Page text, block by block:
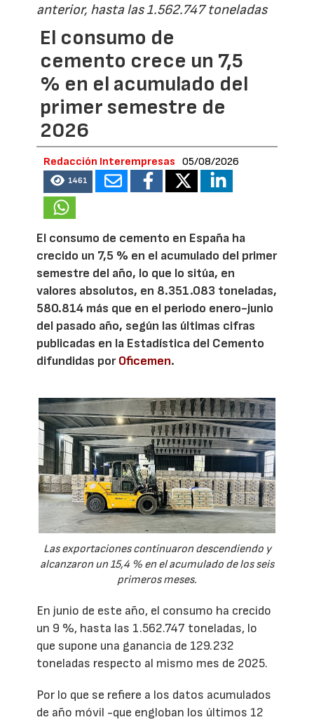
anterior, hasta las 1.562.747 toneladas
El consumo de
cemento crece un 7,5
% en el acumulado del
primer semestre de
2026
Redacción Interempresas 05/08/2026
1461
El consumo de cemento en España ha
crecido un 7,5 % en el acumulado del primer
semestre del año, lo que lo sitúa, en
valores absolutos, en 8.351.083 toneladas,
580.814 más que en el periodo enero-junio
del pasado año, según las últimas cifras
publicadas en la Estadística del Cemento
difundidas porOficemen.
Las exportaciones continuaron descendiendo y
alcanzaron un 15,4 % en el acumulado de los seis
primeros meses.
En junio de este año, el consumo ha crecido
un 9 %, hasta las 1.562.747 toneladas, lo
que supone una ganancia de 129.232
toneladas respecto al mismo mes de 2025.
Por lo que se refiere a los datos acumulados
de año móvil -que engloban los últimos 12